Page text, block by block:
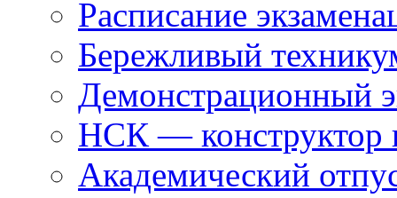
Расписание
Бережливый
Демонстрационный
НСК — конструктор
Академический